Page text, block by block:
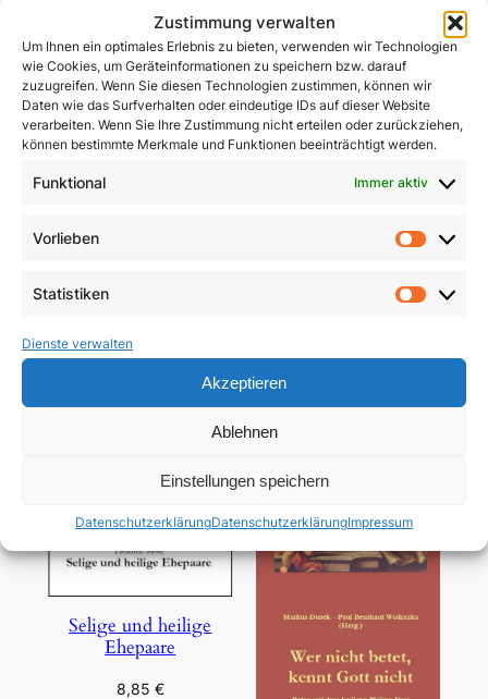
Zustimmung verwalten
Um Ihnen ein optimales Erlebnis zu bieten, verwenden wir Technologien
wie Cookies, um Geräteinformationen zu speichern bzw. darauf
zuzugreifen. Wenn Sie diesen Technologien zustimmen, können wir
Daten wie das Surfverhalten oder eindeutige IDs auf dieser Website
verarbeiten. Wenn Sie Ihre Zustimmung nicht erteilen oder zurückziehen,
können bestimmte Merkmale und Funktionen beeinträchtigt werden.
Funktional Immer aktiv
Vorlieben
Statistiken
Dienste verwalten
Akzeptieren
Ablehnen
Einstellungen speichern
DatenschutzerklärungDatenschutzerklärungImpressum
Gemeinsam unterwegs
in schwerer Zeit
Selige und heilige
Ehepaare
8,85 €